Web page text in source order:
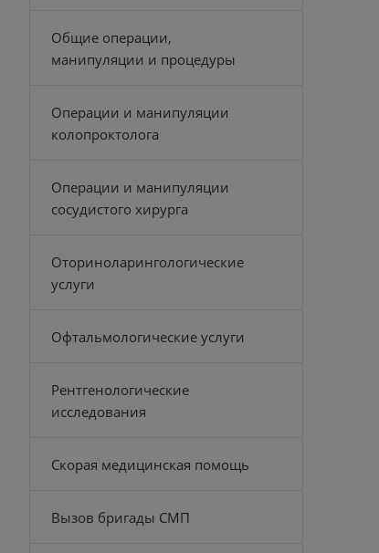
Общие операции,
манипуляции и процедуры
Операции и манипуляции
колопроктолога
Операции и манипуляции
сосудистого хирурга
Оториноларингологические
услуги
Офтальмологические услуги
Рентгенологические
исследования
Скорая медицинская помощь
Вызов бригады СМП